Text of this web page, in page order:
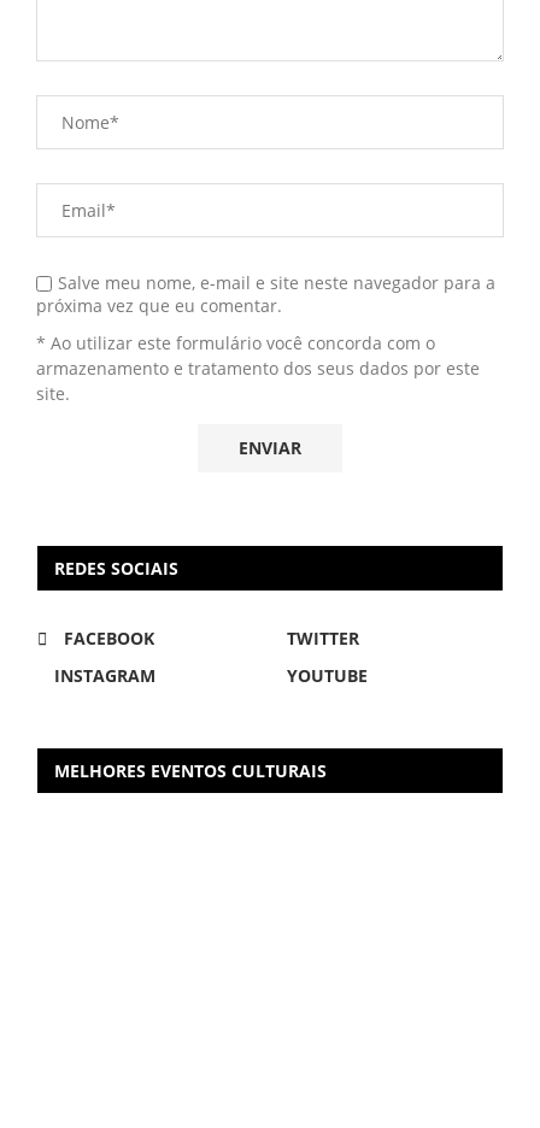
Salve meu nome, e-mail e site neste navegador para a
próxima vez que eu comentar.
* Ao utilizar este formulário você concorda com o
armazenamento e tratamento dos seus dados por este
site.
REDES SOCIAIS
FACEBOOK
TWITTER
INSTAGRAM
YOUTUBE
MELHORES EVENTOS CULTURAIS